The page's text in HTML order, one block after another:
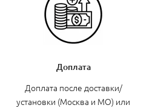
Доплата
Доплата после доставки/
установки (Москва и МО) или